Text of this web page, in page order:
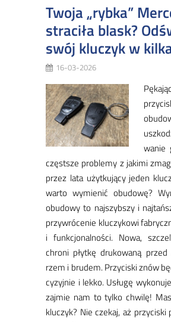
Twoja „rybka”
straciła blask?
swój kluczyk w
16-03-2026
częst­sze pro­ble­my z ja­ki­mi
przez la­ta użyt­ku­ją­cy je­den
war­to wy­mie­nić obu­do­wę?
obu­do­wy to naj­szyb­szy i
przy­wró­ce­nie klu­czykowi
i funk­cjo­nal­no­ści. No­wa,
chro­ni płyt­kę dru­ko­wa­ną
rzem i bru­dem. Przy­ci­ski znów
cy­zyj­nie i lek­ko. Usłu­gę
zaj­mie nam to tyl­ko chwi­lę!
klu­czyk? Nie cze­kaj, aż